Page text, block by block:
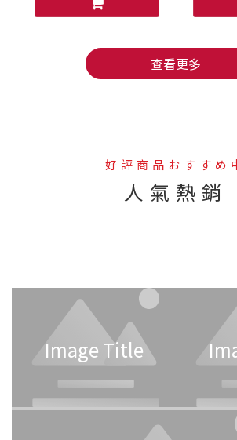
查看更多
好評商品おすすめ
人氣熱銷
Image Title